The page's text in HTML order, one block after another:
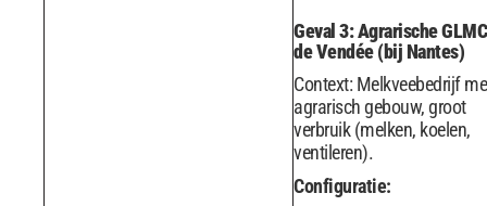
Geval 3: Agrarische
de Vendée (bij Nantes)
Context: Melkveebedrijf
agrarisch gebouw, groot
verbruik (melken, koelen,
ventileren).
Configuratie: